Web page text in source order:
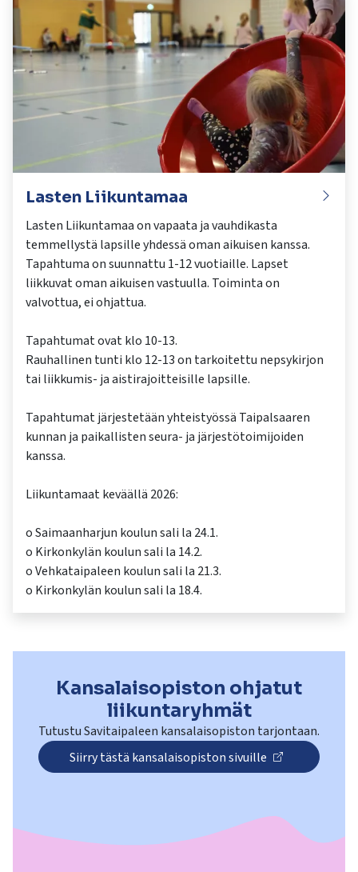
Lasten Liikuntamaa
Lasten Liikuntamaa on vapaata ja vauhdikasta
temmellystä lapsille yhdessä oman aikuisen kanssa.
Tapahtuma on suunnattu 1-12 vuotiaille. Lapset
liikkuvat oman aikuisen vastuulla. Toiminta on
valvottua, ei ohjattua.
Tapahtumat ovat klo 10-13.
Rauhallinen tunti klo 12-13 on tarkoitettu nepsykirjon
tai liikkumis- ja aistirajoitteisille lapsille.
Tapahtumat järjestetään yhteistyössä Taipalsaaren
kunnan ja paikallisten seura- ja järjestötoimijoiden
kanssa.
Liikuntamaat keväällä 2026:
o Saimaanharjun koulun sali la 24.1.
o Kirkonkylän koulun sali la 14.2.
o Vehkataipaleen koulun sali la 21.3.
Kansalaisopiston ohjatut
liikuntaryhmät
Tutustu Savitaipaleen kansalaisopiston tarjontaan.
Siirry tästä kansalaisopiston sivuille